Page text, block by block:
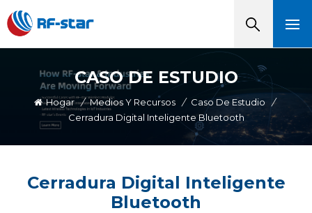
CASO DE ESTUDIO
Hogar / Medios Y Recursos / Caso De Estudio
/
Cerradura Digital Inteligente Bluetooth
Cerradura Digital Inteligente
Bluetooth